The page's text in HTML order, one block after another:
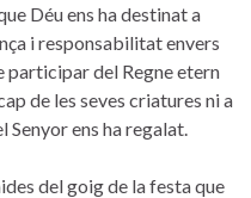
Déu ens ha destinat a
i responsabilitat envers
participar del Regne etern
de les seves criatures ni a
Senyor ens ha regalat.
del goig de la festa que